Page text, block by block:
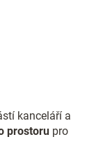
kanceláří a
prostoru pro